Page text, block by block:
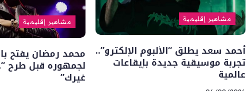
مشاهير إقليمية
أحمد سعد يطلق “الألبوم الإلكترو”..
تجربة موسيقية جديدة بإيقاعات
عالمية
مشاهير إقليمية
محمد رمضان يفتح
لجمهوره قبل طرح
غيرك”